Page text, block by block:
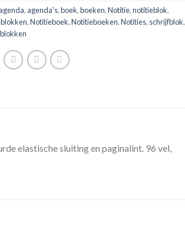
agenda, agenda's,boek,boeken,Notitie,notitieblok,
,Notitieboek,Notitieboeken,Notities, schrijfblok,
elastische sluiting en paginalint. 96 vel,